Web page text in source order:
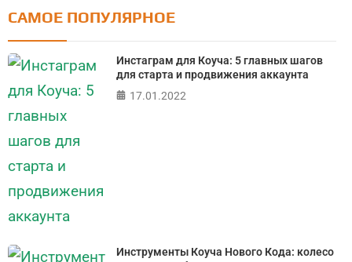
Онлайн тест на основе шкалы локуса контроля
Джулиана Роттера
САМОЕ ПОПУЛЯРНОЕ
Инстаграм для Коуча: 5 главных шагов
для старта и продвижения аккаунта
17.01.2022
Инструменты Коуча Нового Кода: колесо